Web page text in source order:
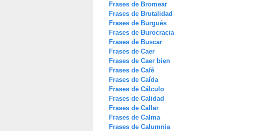
Frases de Bromear
Frases de Brutalidad
Frases de Burgués
Frases de Burocracia
Frases de Buscar
Frases de Caer
Frases de Caer bien
Frases de Café
Frases de Caída
Frases de Cálculo
Frases de Calidad
Frases de Callar
Frases de Calma
Frases de Calumnia